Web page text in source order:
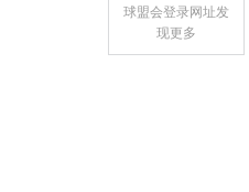
球盟会登录网址发
现更多